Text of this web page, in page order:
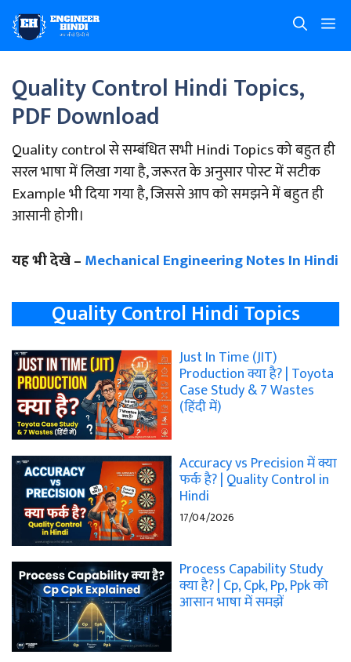
Skip
to
content
Quality Control Hindi Topics,
PDF Download
Quality control से सम्बंधित सभी Hindi Topics को बहुत ही
सरल भाषा में लिखा गया है, जरूरत के अनुसार पोस्ट में सटीक
Example भी दिया गया है, जिससे आप को समझने में बहुत ही
आसानी होगी।
यह भी देखे –Mechanical Engineering Notes In Hindi
Quality Control Hindi Topics
Just In Time (JIT)
Production क्या है? | Toyota
Case Study & 7 Wastes
(हिंदी में)
Accuracy vs Precision में क्या
फर्क है? | Quality Control in
Hindi
17/04/2026
Process Capability Study
क्या है? | Cp, Cpk, Pp, Ppk को
आसान भाषा में समझें